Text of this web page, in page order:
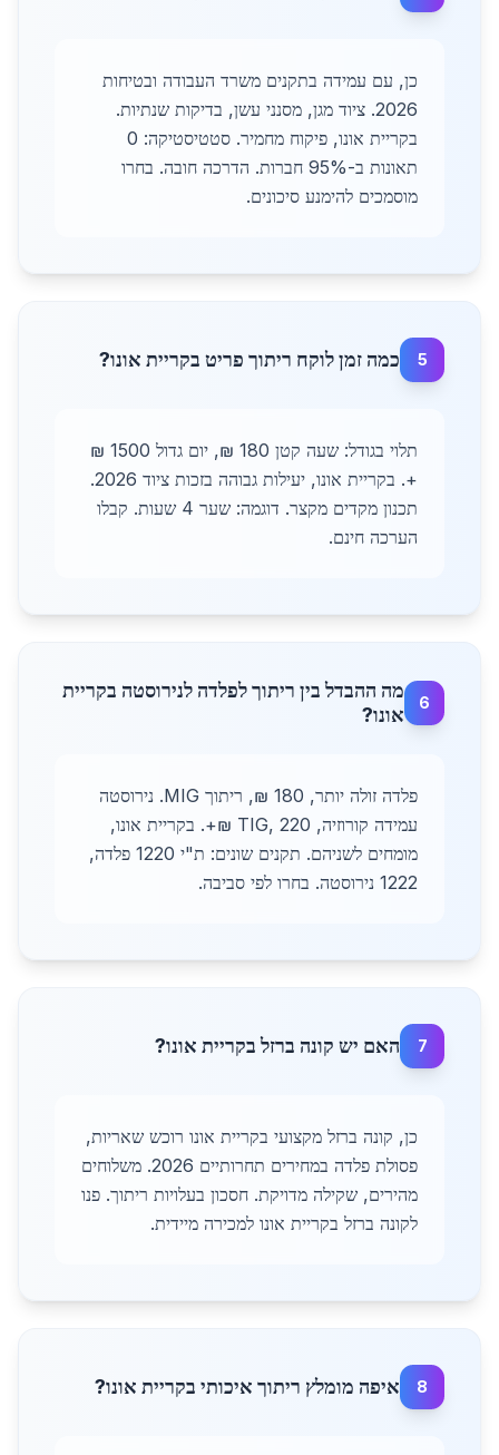
כן, עם עמידה בתקנים משרד העבודה ובטיחות
2026. ציוד מגן, מסנני עשן, בדיקות שנתיות.
בקריית אונו, פיקוח מחמיר. סטטיסטיקה: 0
תאונות ב-95% חברות. הדרכה חובה. בחרו
מוסמכים להימנע סיכונים.
5 כמה זמן לוקח ריתוך פריט בקריית אונו?
תלוי בגודל: שעה קטן 180 ₪, יום גדול 1500 ₪
+. בקריית אונו, יעילות גבוהה בזכות ציוד 2026.
תכנון מקדים מקצר. דוגמה: שער 4 שעות. קבלו
הערכה חינם.
6
מה ההבדל בין ריתוך לפלדה לנירוסטה בקריית
אונו?
פלדה זולה יותר, 180 ₪, ריתוך MIG. נירוסטה
עמידה קורוזיה, TIG, 220 ₪+. בקריית אונו,
מומחים לשניהם. תקנים שונים: ת"י 1220 פלדה,
1222 נירוסטה. בחרו לפי סביבה.
7 האם יש קונה ברזל בקריית אונו?
כן, קונה ברזל מקצועי בקריית אונו רוכש שאריות,
פסולת פלדה במחירים תחרותיים 2026. משלוחים
מהירים, שקילה מדויקת. חסכון בעלויות ריתוך. פנו
לקונה ברזל בקריית אונו למכירה מיידית.
8 איפה מומלץ ריתוך איכותי בקריית אונו?